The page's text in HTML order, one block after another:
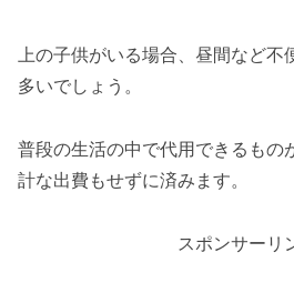
上の子供がいる場合、昼間など不
多いでしょう。
普段の生活の中で代用できるもの
計な出費もせずに済みます。
スポンサーリ